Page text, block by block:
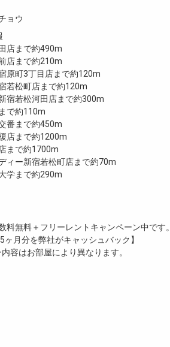
ョウ
店まで約490m
店まで約210m
原町3丁目店まで約120m
若松町店まで約120m
宿若松河田店まで約300m
まで約110m
番まで約450m
店まで約1200m
まで約1700m
ィー新宿若松町店まで約70m
学まで約290m
料無料＋ フリーレント キャンペーン中です。
ヶ月分を弊社がキャッシュバック】
容はお部屋により異なります。